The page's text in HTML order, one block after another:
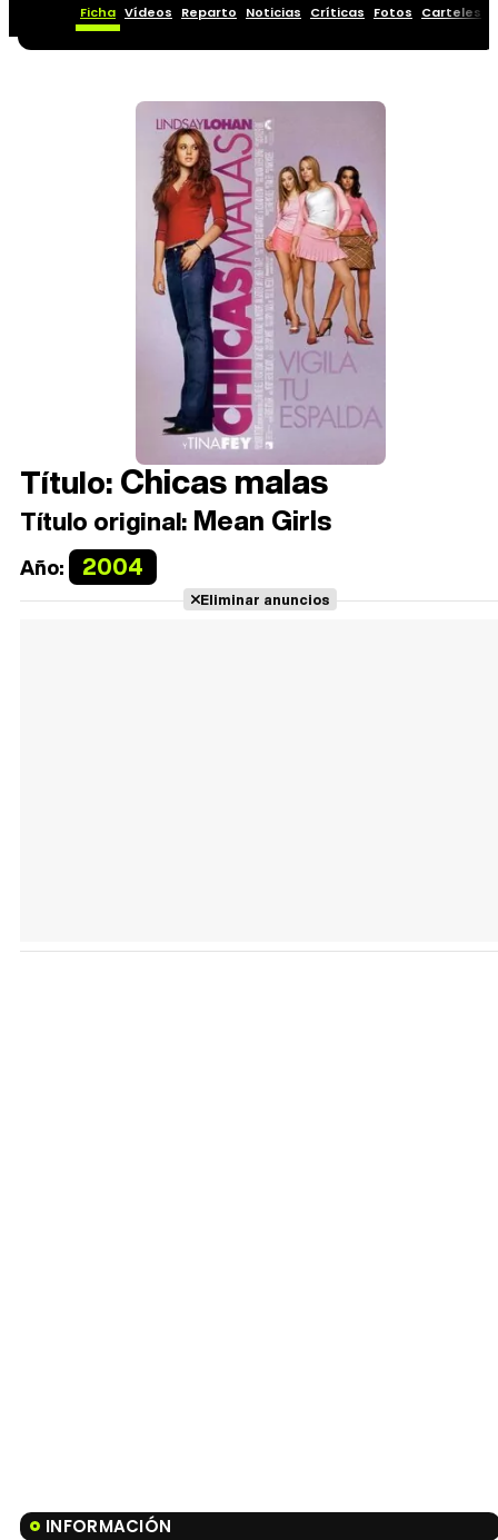
Ficha Vídeos Reparto Noticias Críticas Fotos Carteles
Título:Chicas malas
Título original: Mean Girls
Año: 2004
Eliminar anuncios
INFORMACIÓN